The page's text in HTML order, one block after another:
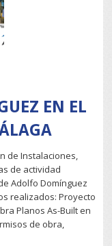
EN EL
de Instalaciones,
de actividad
Adolfo Domínguez
realizados: Proyecto
Planos As-Built en
de obra,